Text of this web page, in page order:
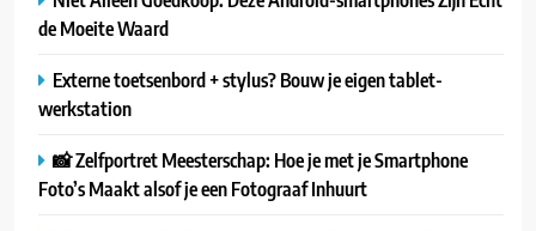
de Moeite Waard
Externe toetsenbord + stylus? Bouw je eigen tablet-
werkstation
📸 Zelfportret Meesterschap: Hoe je met je Smartphone
Foto’s Maakt alsof je een Fotograaf Inhuurt